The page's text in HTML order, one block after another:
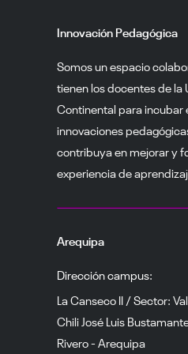
Innovación Pedagógica
Somos un espacio
tienen los docentes de la
Continental para incubar
innovaciones
contribuya en mejorar y
experiencia de
Arequipa
Dirección campus:
La Canseco II / Sector:
Chili José Luis
Rivero - Arequipa